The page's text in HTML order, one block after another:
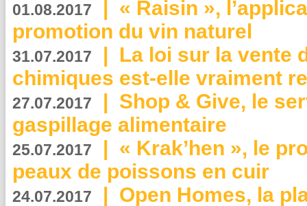
01.08.2017 | « Raisin »,
promotion du vin naturel
31.07.2017 | La loi sur la vente
chimiques est-elle vraiment
27.07.2017 | Shop & Give, le
gaspillage alimentaire
25.07.2017 | « Krak’hen », le
peaux de poissons en cuir
24.07.2017 | Open Homes, la